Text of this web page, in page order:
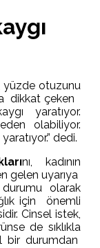
yüzde otuzunu
dikkat çeken
yaratıyor.
olabiliyor.
dedi.
nı, kadının
gelen uyarıya
durumu olarak
için önemli
Cinsel istek,
de sıklıkla
bir durumdan